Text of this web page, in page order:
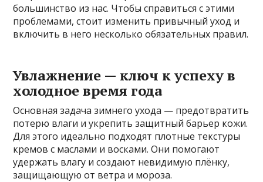
большинство из нас. Чтобы справиться с этими
проблемами, стоит изменить привычный уход и
включить в него несколько обязательных правил.
Увлажнение — ключ к успеху в
холодное время года
Основная задача зимнего ухода — предотвратить
потерю влаги и укрепить защитный барьер кожи.
Для этого идеально подходят плотные текстуры
кремов с маслами и восками. Они помогают
удержать влагу и создают невидимую плёнку,
защищающую от ветра и мороза.